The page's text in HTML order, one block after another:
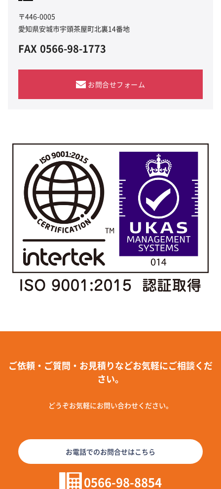
〒446-0005
愛知県安城市宇頭茶屋町北裏14番地
FAX 0566-98-1773
お問合せフォーム
ご依頼・ご質問・お見積りなどお気軽にご相談くだ
さい。
どうぞお気軽にお問い合わせください。
お電話でのお問合せはこちら
0566-98-8854